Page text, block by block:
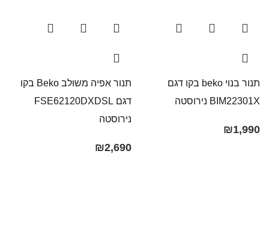
תנור בנוי beko בקו דגם
BIM22301X נירוסטה
₪1,990
תנור אפיה משולב Beko בקו
‏דגם FSE62120DXDSL
נירוסטה
₪2,690